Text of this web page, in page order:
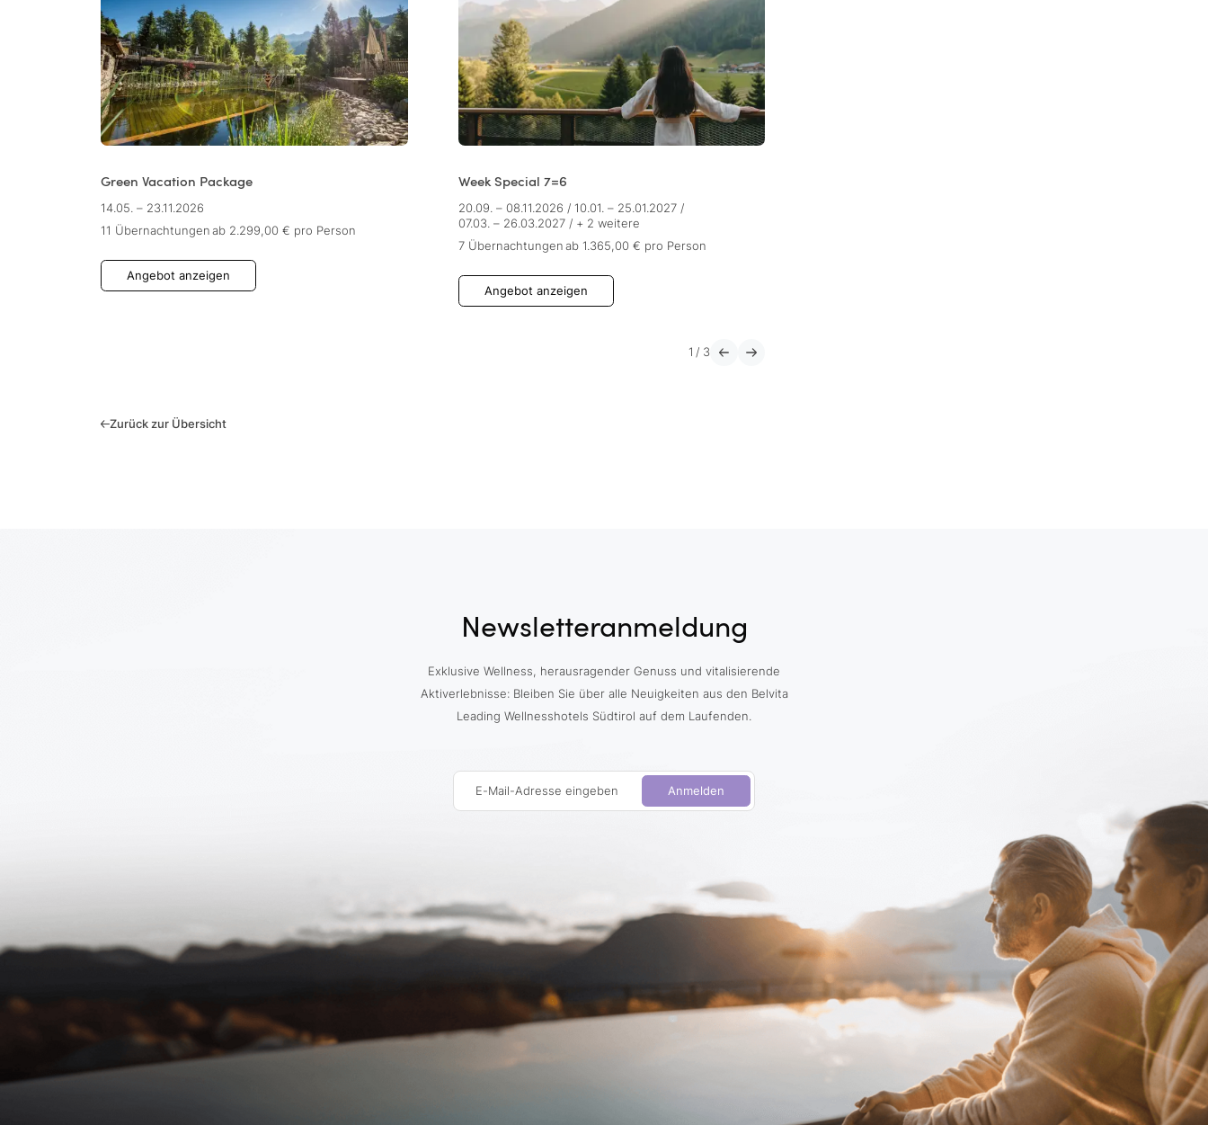
Green Vacation Package
14.05. – 23.11.2026
11 Übernachtungen ab 2.299,00 € pro Person
Angebot anzeigen
Week Special 7=6
20.09. – 08.11.2026 / 10.01. – 25.01.2027/
07.03. – 26.03.2027/ + 2 weitere
7 Übernachtungen ab 1.365,00 € pro Person
Angebot anzeigen
1 / 3
Zurück zur Übersicht
Newsletteranmeldung
Exklusive Wellness, herausragender Genuss und vitalisierende
Aktiverlebnisse: Bleiben Sie über alle Neuigkeiten aus den Belvita
Leading Wellnesshotels Südtirol auf dem Laufenden.
E-Mail-Adresse eingeben Anmelden